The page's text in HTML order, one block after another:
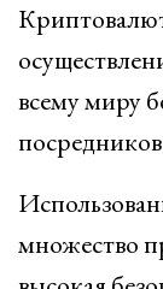
всему миру
множество